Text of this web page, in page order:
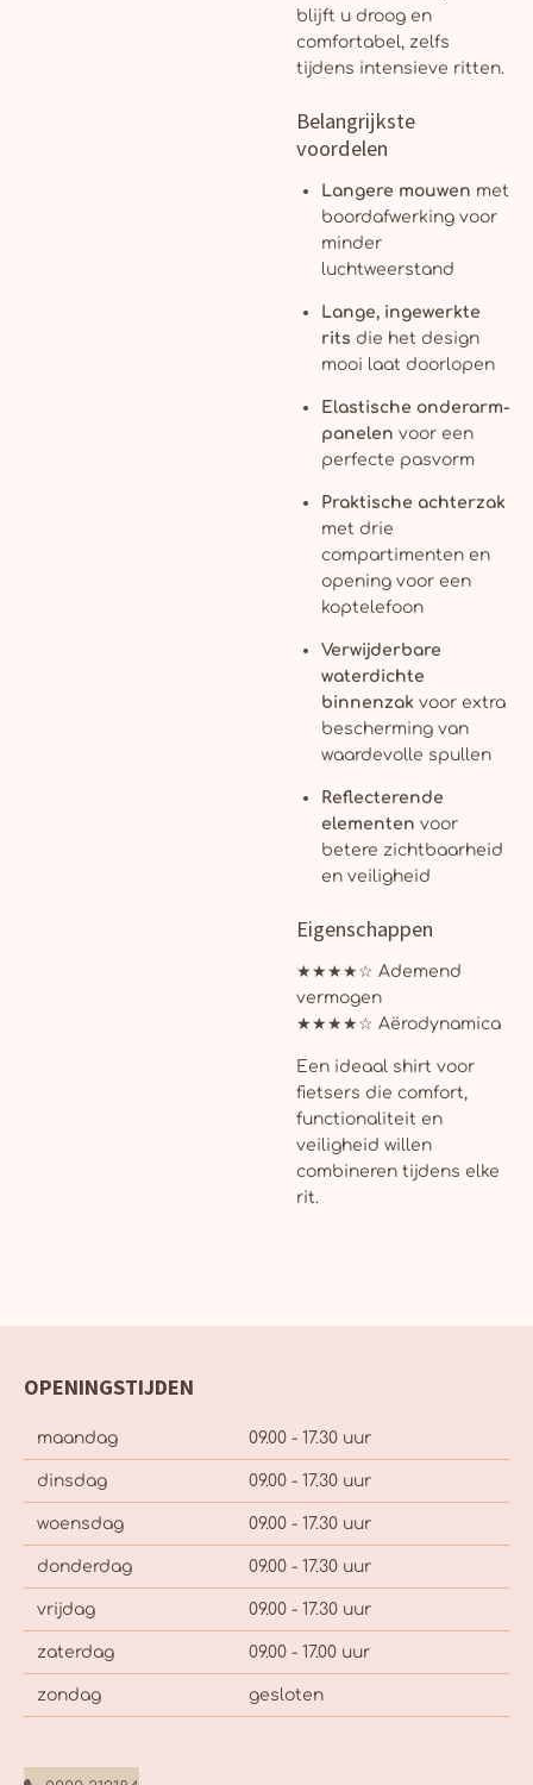
blijft u droog en
comfortabel, zelfs
tijdens intensieve ritten.
Belangrijkste
voordelen
Langere mouwen met
boordafwerking voor
minder
luchtweerstand
Lange, ingewerkte
rits die het design
mooi laat doorlopen
Elastische onderarm-
panelen voor een
perfecte pasvorm
Praktische achterzak
met drie
compartimenten en
opening voor een
koptelefoon
Verwijderbare
waterdichte
binnenzak voor extra
bescherming van
waardevolle spullen
Reflecterende
elementen voor
betere zichtbaarheid
en veiligheid
Eigenschappen
★★★★☆ Ademend
vermogen
★★★★☆ Aërodynamica
Een ideaal shirt voor
fietsers die comfort,
functionaliteit en
veiligheid willen
combineren tijdens elke
rit.
OPENINGSTIJDEN
maandag 09.00 - 17.30 uur
dinsdag 09.00 - 17.30 uur
woensdag 09.00 - 17.30 uur
donderdag 09.00 - 17.30 uur
vrijdag 09.00 - 17.30 uur
zaterdag 09.00 - 17.00 uur
zondag gesloten